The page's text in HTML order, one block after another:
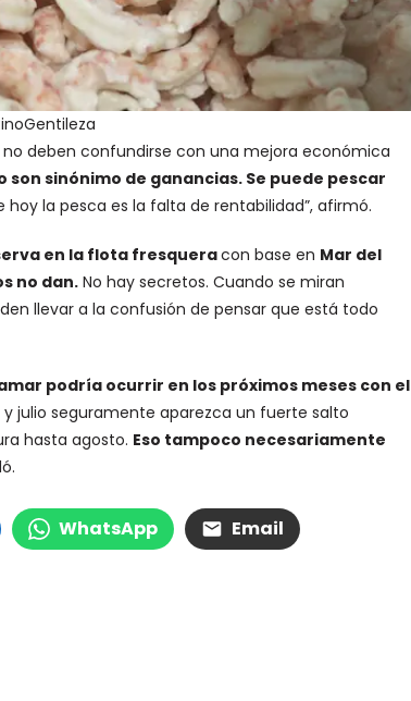
Gentileza
deben confundirse con una mejora económica
sinónimo de ganancias. Se puede pescar
la pesca es la falta de rentabilidad”, afirmó.
en la flota fresqueracon base en Mar del
no dan.No hay secretos. Cuando se miran
llevar a la confusión de pensar que está todo
podría ocurrir en los próximos meses con el
julio seguramente aparezca un fuerte salto
hasta agosto. Eso tampoco necesariamente
WhatsApp Email